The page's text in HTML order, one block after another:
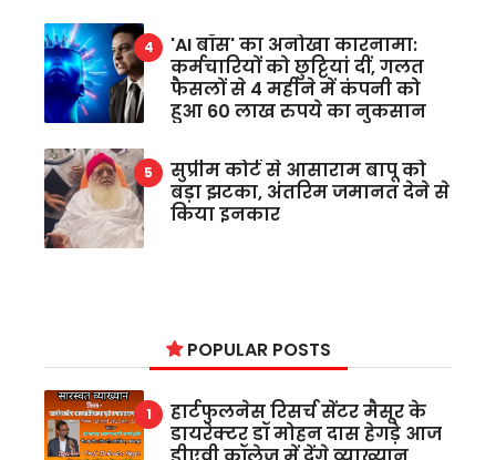
'AI बॉस' का अनोखा कारनामा:
कर्मचारियों को छुट्टियां दीं, गलत
फैसलों से 4 महीने में कंपनी को
हुआ 60 लाख रुपये का नुकसान
सुप्रीम कोर्ट से आसाराम बापू को
बड़ा झटका, अंतरिम जमानत देने से
किया इनकार
POPULAR POSTS
हार्टफुलनेस रिसर्च सेंटर मैसूर के
डायरेक्टर डॉ मोहन दास हेगड़े आज